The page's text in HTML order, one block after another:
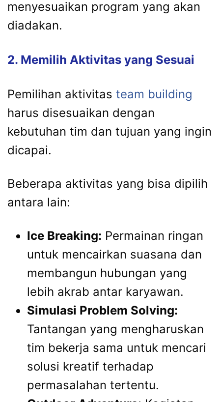
menyesuaikan program yang akan
diadakan.
2. Memilih Aktivitas yang Sesuai
Pemilihan aktivitas team building
harus disesuaikan dengan
kebutuhan tim dan tujuan yang ingin
dicapai.
Beberapa aktivitas yang bisa dipilih
antara lain:
Ice Breaking: Permainan ringan
untuk mencairkan suasana dan
membangun hubungan yang
lebih akrab antar karyawan.
Simulasi Problem Solving:
Tantangan yang mengharuskan
tim bekerja sama untuk mencari
solusi kreatif terhadap
permasalahan tertentu.